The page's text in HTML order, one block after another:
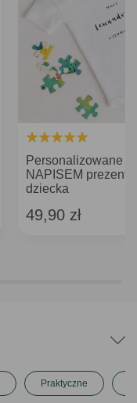
Personalizowane
NAPISEM prezent
dziecka
49,90 zł
Praktyczne